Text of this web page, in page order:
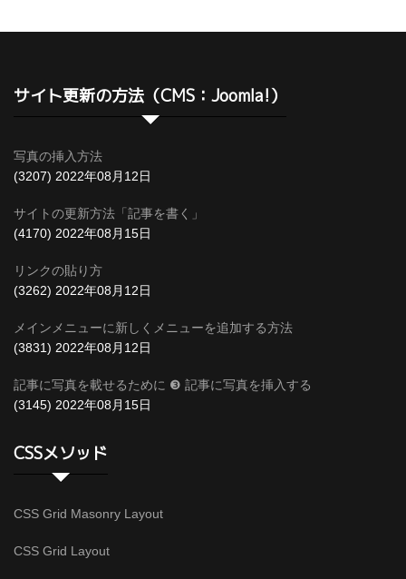
サイト更新の方法（CMS：Joomla!）
写真の挿入方法
(3207) 2022年08月12日
サイトの更新方法「記事を書く」
(4170) 2022年08月15日
リンクの貼り方
(3262) 2022年08月12日
メインメニューに新しくメニューを追加する方法
(3831) 2022年08月12日
記事に写真を載せるために ❸ 記事に写真を挿入する
(3145) 2022年08月15日
CSSメソッド
CSS Grid Masonry Layout
CSS Grid Layout